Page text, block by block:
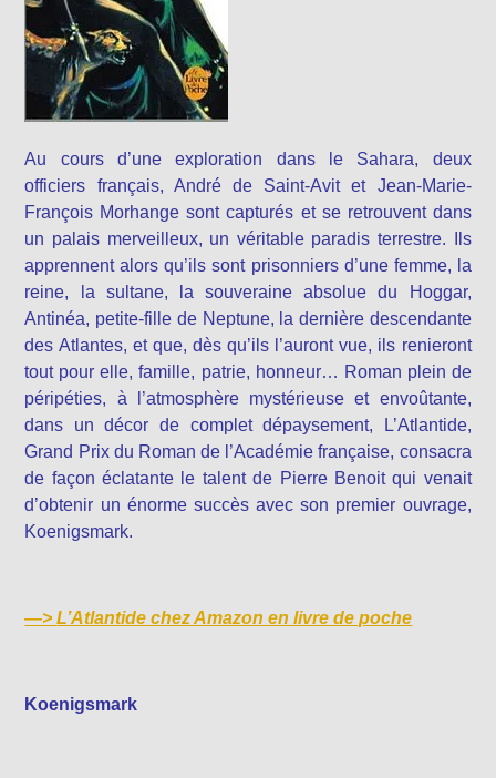
Au cours d’une exploration dans le Sahara, deux
officiers français, André de Saint-Avit et Jean-Marie-
François Morhange sont capturés et se retrouvent dans
un palais merveilleux, un véritable paradis terrestre. Ils
apprennent alors qu’ils sont prisonniers d’une femme, la
reine, la sultane, la souveraine absolue du Hoggar,
Antinéa, petite-fille de Neptune, la dernière descendante
des Atlantes, et que, dès qu’ils l’auront vue, ils renieront
tout pour elle, famille, patrie, honneur… Roman plein de
péripéties, à l’atmosphère mystérieuse et envoûtante,
dans un décor de complet dépaysement, L’Atlantide,
Grand Prix du Roman de l’Académie française, consacra
de façon éclatante le talent de Pierre Benoit qui venait
d’obtenir un énorme succès avec son premier ouvrage,
Koenigsmark.
—>L’Atlantide chez Amazon en livre de poche
Koenigsmark